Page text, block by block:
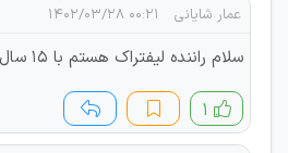
عمار شایانی ۰۰:۲۱ ۱۴۰۲/۰۳/۲۸
سلام راننده لیفتراک هستم با 15 سال سابقه کار
۱